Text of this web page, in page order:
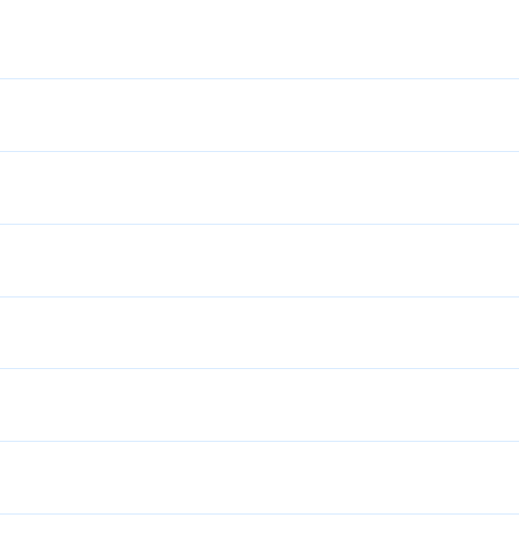
1 dollarin panosta kohden.
kohden.
pelaajaa, kun taas negatiivinen luku edustaa suosikkia.
kohden, kun kyseessä on positiivinen kerroin.
ja voit lyödä vetoa siitä, ylittääkö vai alittaako